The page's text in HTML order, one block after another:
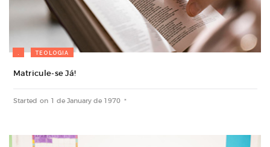
. TEOLOGIA
Matricule-se Já!
Started on 1 de January de 1970